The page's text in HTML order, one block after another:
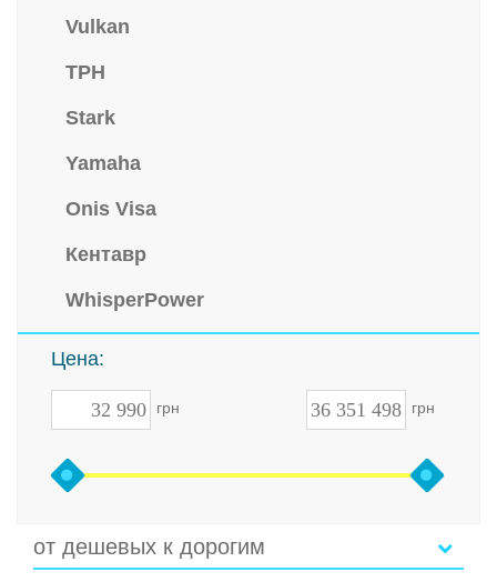
Vulkan
TPH
Stark
Yamaha
Onis Visa
Кентавр
WhisperPower
Цена:
грн грн
от дешевых к дорогим